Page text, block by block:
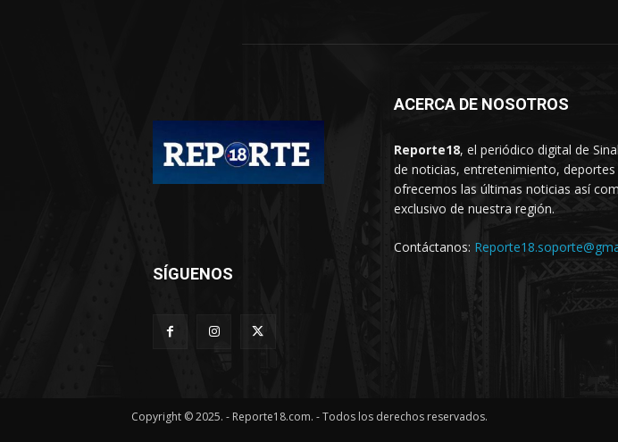
ACERCA DE NOSOTROS
Reporte18, el periódico digital de
de noticias, entretenimiento,
ofrecemos las últimas noticias así
exclusivo de nuestra región.
Contáctanos:
SÍGUENOS
Copyright © 2025. - Reporte18.com. - Todos los derechos reservados.